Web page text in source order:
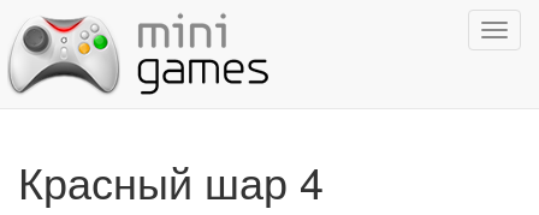
Красный шар 4